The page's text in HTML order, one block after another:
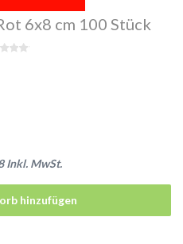
6x8 cm 100 Stück
Inkl. MwSt.
hinzufügen